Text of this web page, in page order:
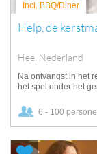
Incl. BBQ/Diner
Help, de
Heel Nederland
Na ontvangst in het
het spel onder het
6 - 100